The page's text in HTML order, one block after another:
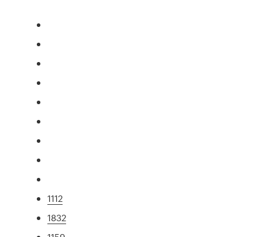
1112
1832